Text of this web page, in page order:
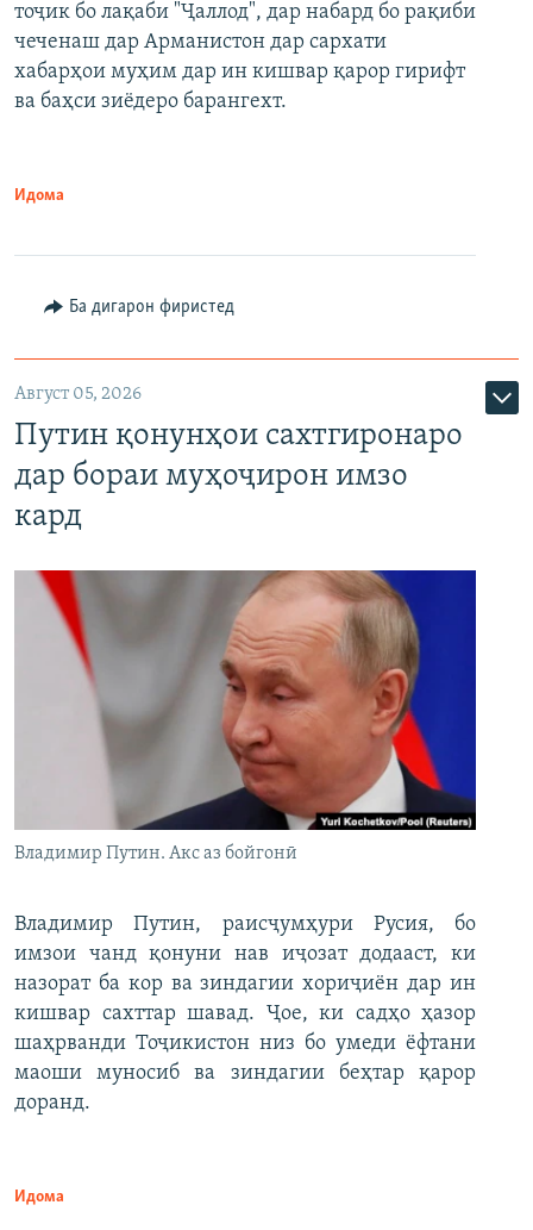
Auto 240p 360p 480p
720p 1080p
480p
тоҷик бо лақаби "Ҷаллод", дар набард бо рақиби
чеченаш дар Арманистон дар сархати
хабарҳои муҳим дар ин кишвар қарор гирифт
ва баҳси зиёдеро барангехт.
Идома
Ба дигарон фиристед
Август 05, 2026
Путин қонунҳои сахтгиронаро
дар бораи муҳоҷирон имзо
кард
Владимир Путин. Акс аз бойгонӣ
Владимир Путин, раисҷумҳури Русия, бо
имзои чанд қонуни нав иҷозат додааст, ки
назорат ба кор ва зиндагии хориҷиён дар ин
кишвар сахттар шавад. Ҷое, ки садҳо ҳазор
шаҳрванди Тоҷикистон низ бо умеди ёфтани
маоши муносиб ва зиндагии беҳтар қарор
доранд.
Идома